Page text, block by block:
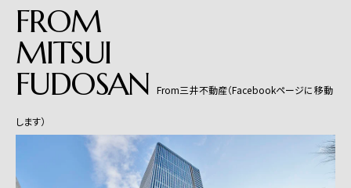
FROM
MITSUI
FUDOSAN From三井不動産（Facebookページに移動
します）